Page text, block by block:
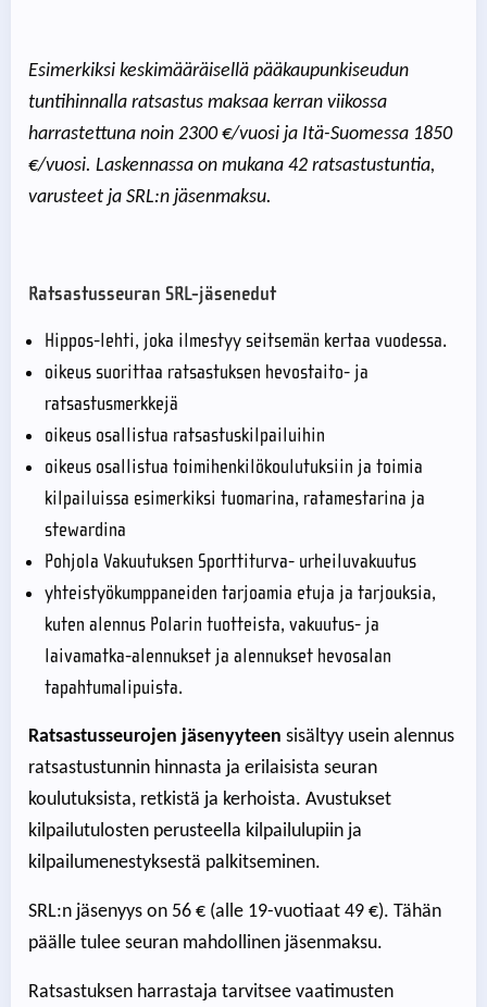
Esimerkiksi keskimääräisellä pääkaupunkiseudun
tuntihinnalla ratsastus maksaa kerran viikossa
harrastettuna noin 2300 €/vuosi ja Itä-Suomessa 1850
€/vuosi. Laskennassa on mukana 42 ratsastustuntia,
varusteet ja SRL:n jäsenmaksu.
Ratsastusseuran SRL-jäsenedut
Hippos-lehti, joka ilmestyy seitsemän kertaa vuodessa.
oikeus suorittaa ratsastuksen hevostaito- ja
ratsastusmerkkejä
oikeus osallistua ratsastuskilpailuihin
oikeus osallistua toimihenkilökoulutuksiin ja toimia
kilpailuissa esimerkiksi tuomarina, ratamestarina ja
stewardina
Pohjola Vakuutuksen Sporttiturva- urheiluvakuutus
yhteistyökumppaneiden tarjoamia etuja ja tarjouksia,
kuten alennus Polarin tuotteista, vakuutus- ja
laivamatka-alennukset ja alennukset hevosalan
tapahtumalipuista.
Ratsastusseurojen jäsenyyteen sisältyy usein alennus
ratsastustunnin hinnasta ja erilaisista seuran
koulutuksista, retkistä ja kerhoista. Avustukset
kilpailutulosten perusteella kilpailulupiin ja
kilpailumenestyksestä palkitseminen.
SRL:n jäsenyys on 56 € (alle 19-vuotiaat 49 €). Tähän
päälle tulee seuran mahdollinen jäsenmaksu.
Ratsastuksen harrastaja tarvitsee vaatimusten